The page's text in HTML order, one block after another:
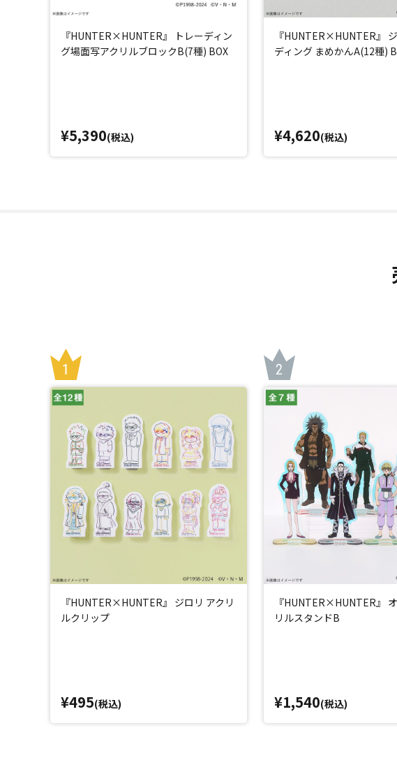
『HUNTER×HUNTER』 トレーディン
グ場面写アクリルブロックB(7種) BOX
¥5,390(税込)
『HUNTER×HUNTER』
ディング まめかんA(12種)
¥4,620(税込)
『HUNTER×HUNTER』 ジロリ アクリ
ルクリップ
¥495(税込)
『HUNTER×HUNTER』
リルスタンドB
¥1,540(税込)